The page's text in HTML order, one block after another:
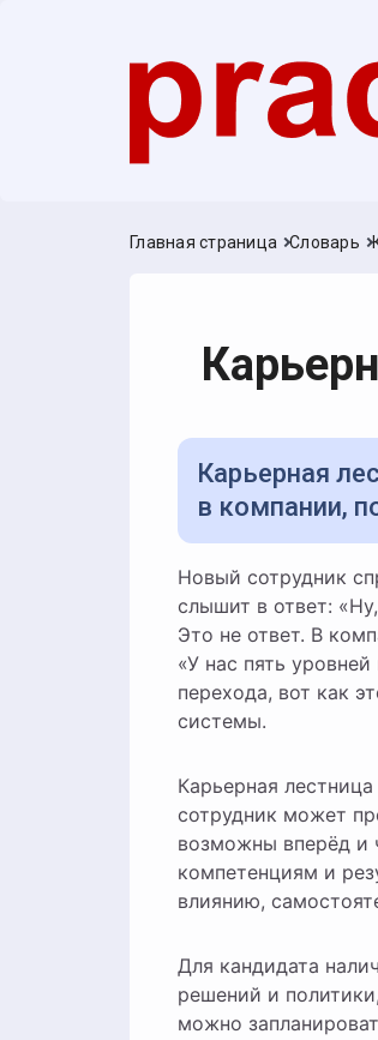
Главная страница Словарь
Карьерная лестница — последовательность должностей или уровней
в компании,
Новый сотрудник спрашивает на собеседовании: «А как у вас устроен карьерный рост?» — и
слышит в ответ:
Это не ответ. В
«У нас пять
перехода, вот как
системы.
Карьерная
сотрудник может
возможны вперёд и
компетенциям и
влиянию,
Для кандидата
решений и
можно